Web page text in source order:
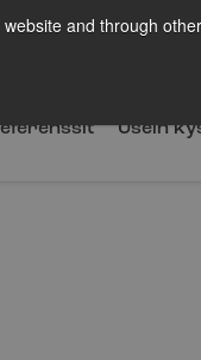
and through
Ota yhteyttä Meistä
Usein